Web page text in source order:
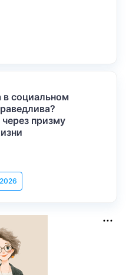
в социальном
призму